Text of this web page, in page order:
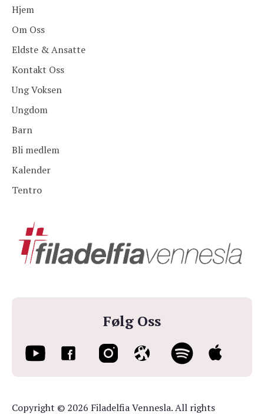
Følg Oss
Hjem
Om Oss
Eldste & Ansatte
Kontakt Oss
Ung Voksen
Ungdom
Barn
Bli medlem
Kalender
Tentro
Copyright © 2026 Filadelfia Vennesla. All rights